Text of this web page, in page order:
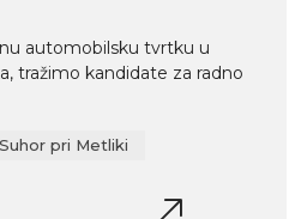
automobilsku tvrtku u
tražimo kandidate za radno
pri Metliki